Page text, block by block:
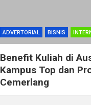
ADVERTORIAL BISNIS
Benefit Kuliah di
Kampus Top dan
Cemerlang